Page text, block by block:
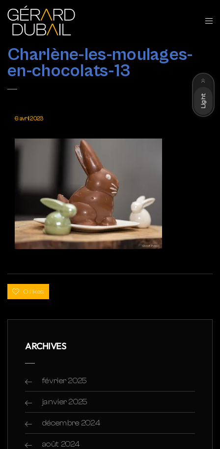
Charlène-les-moulages-
en-chocolats-13
6 avril 2023
0 likes
ARCHIVES
février 2025
janvier 2025
décembre 2024
août 2024
Light
Dark